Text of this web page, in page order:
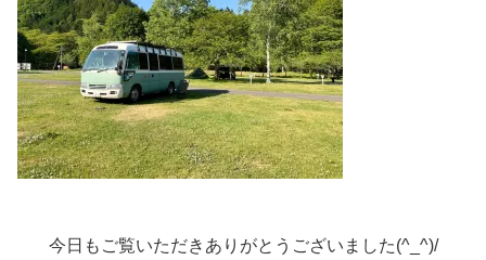
今日もご覧いただきありがとうございました(^_^)/